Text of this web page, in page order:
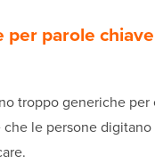
per parole
troppo generiche
le persone